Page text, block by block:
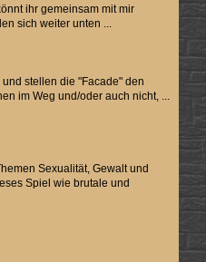
ihr gemeinsam mit mir
sich weiter unten ...
stellen die "Facade" den
im Weg und/oder auch nicht, ...
Sexualität, Gewalt und
Spiel wie brutale und